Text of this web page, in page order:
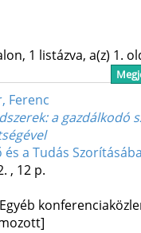
1 listázva, a(z) 1.
Ferenc
a
a Tudás
, 12 p.